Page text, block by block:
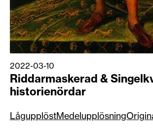
2022-03-10
​Riddarmaskerad &
historienördar
LågupplöstMedelupplösning